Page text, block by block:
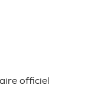
officiel